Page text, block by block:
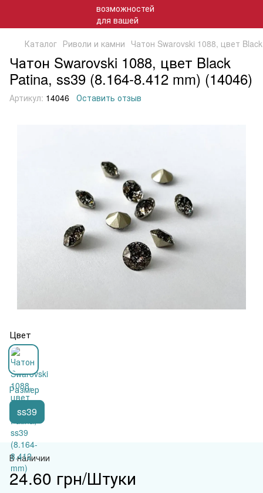
Каталог Риволи и камни Чатон Swarovski 1088, цвет
Чатон Swarovski 1088, цвет Black
Patina, ss39 (8.164-8.412 mm) (14046)
Артикул: 14046 Оставить отзыв
Цвет
Размер
ss39
В наличии
24.60 грн/Штуки